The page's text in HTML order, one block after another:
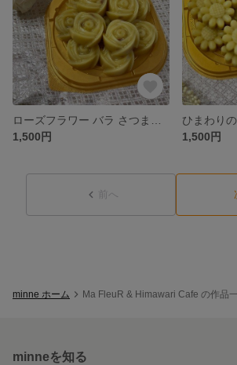
1,500円
1,500円
前へ
minne ホーム Ma FleuR & Himawari Cafe の作品
minneを知る